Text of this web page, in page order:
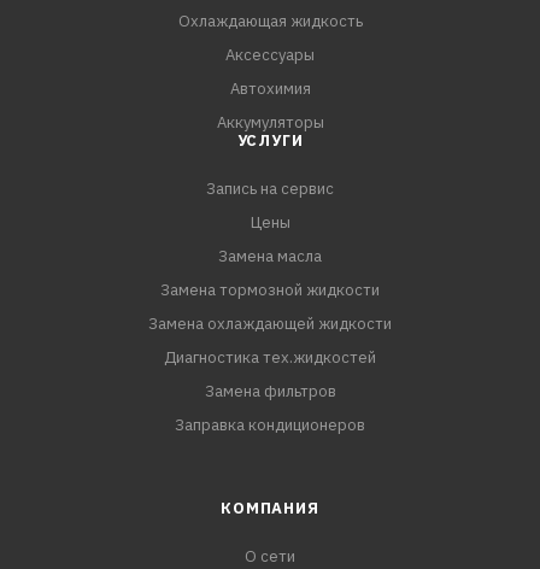
Охлаждающая жидкость
Аксессуары
Автохимия
Аккумуляторы
УСЛУГИ
Запись на сервис
Цены
Замена масла
Замена тормозной жидкости
Замена охлаждающей жидкости
Диагностика тех.жидкостей
Замена фильтров
Заправка кондиционеров
КОМПАНИЯ
О сети